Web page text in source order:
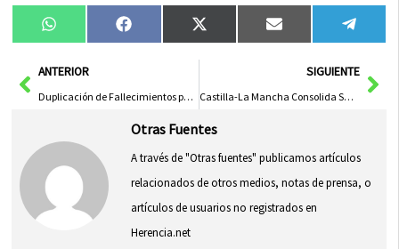
Compartir
en
WhatsAppCompartir
en
FacebookCompartir
en
X
(Twitter)
Compartir
en
Email
en
AntANTERIOR
Duplicación de Fallecimientos por Accidentes Laborales en Castilla-La Mancha Durante el Primer Trimestre de 2026
SIGUIENTE
Castilla-La Mancha Consolida Su Apuesta por el Sector Vitícola con Nuevas Variedades Vitivinícolas
Otras Fuentes
A través de "Otras fuentes" publicamos artículos
relacionados de otros medios, notas de prensa, o
artículos de usuarios no registrados en
Herencia.net